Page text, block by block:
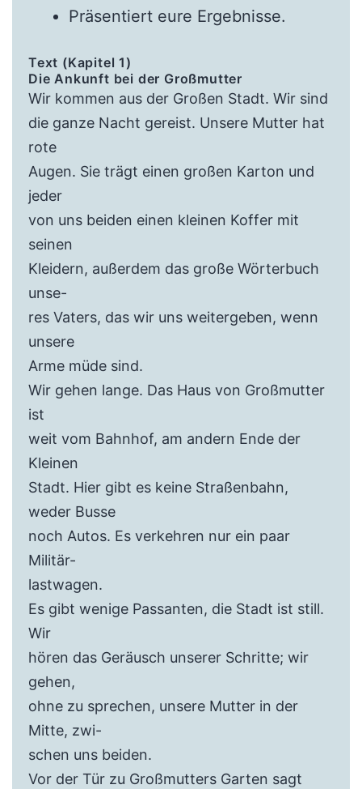
Präsentiert eure Ergebnisse.
Text (Kapitel 1)
Die Ankunft bei der Großmutter
Wir kommen aus der Großen Stadt. Wir sind
die ganze Nacht gereist. Unsere Mutter hat
rote
Augen. Sie trägt einen großen Karton und
jeder
von uns beiden einen kleinen Koffer mit
seinen
Kleidern, außerdem das große Wörterbuch
unse-
res Vaters, das wir uns weitergeben, wenn
unsere
Arme müde sind.
Wir gehen lange. Das Haus von Großmutter
ist
weit vom Bahnhof, am andern Ende der
Kleinen
Stadt. Hier gibt es keine Straßenbahn,
weder Busse
noch Autos. Es verkehren nur ein paar
Militär-
lastwagen.
Es gibt wenige Passanten, die Stadt ist still.
Wir
hören das Geräusch unserer Schritte; wir
gehen,
ohne zu sprechen, unsere Mutter in der
Mitte, zwi-
schen uns beiden.
Vor der Tür zu Großmutters Garten sagt